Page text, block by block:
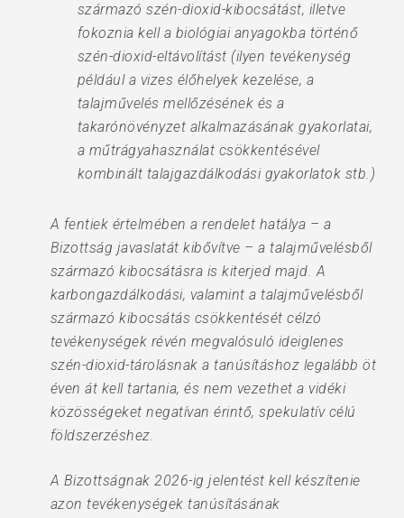
származó szén-dioxid-kibocsátást, illetve
fokoznia kell a biológiai anyagokba történő
szén-dioxid-eltávolítást (ilyen tevékenység
például a vizes élőhelyek kezelése, a
talajművelés mellőzésének és a
takarónövényzet alkalmazásának gyakorlatai,
a műtrágyahasználat csökkentésével
kombinált talajgazdálkodási gyakorlatok stb.)
A fentiek értelmében a rendelet hatálya – a
Bizottság javaslatát kibővítve – a talajművelésből
származó kibocsátásra is kiterjed majd. A
karbongazdálkodási, valamint a talajművelésből
származó kibocsátás csökkentését célzó
tevékenységek révén megvalósuló ideiglenes
szén-dioxid-tárolásnak a tanúsításhoz legalább öt
éven át kell tartania, és nem vezethet a vidéki
közösségeket negatívan érintő, spekulatív célú
földszerzéshez.
A Bizottságnak 2026-ig jelentést kell készítenie
azon tevékenységek tanúsításának